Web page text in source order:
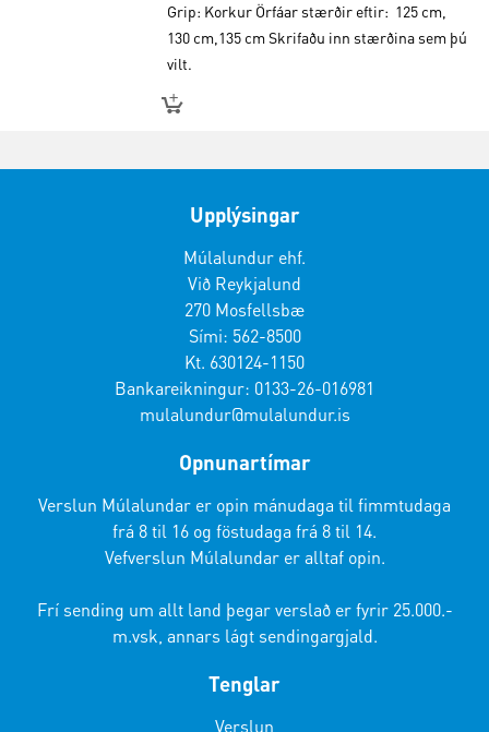
Grip: Korkur Örfáar stærðir eftir: 125 cm,
130 cm,135 cm Skrifaðu inn stærðina sem þú
vilt.
Upplýsingar
Múlalundur ehf.
Við Reykjalund
270 Mosfellsbæ
Sími: 562-8500
Kt. 630124-1150
Bankareikningur: 0133-26-016981
mulalundur@mulalundur.is
Opnunartímar
Verslun Múlalundar er opin mánudaga til fimmtudaga
frá 8 til 16 og föstudaga frá 8 til 14.
Vefverslun Múlalundar er alltaf opin.
Frí sending um allt land þegar verslað er fyrir 25.000.-
m.vsk, annars lágt sendingargjald.
Tenglar
Verslun